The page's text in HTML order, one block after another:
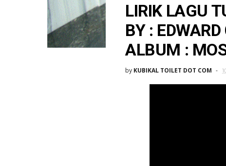
LIRIK LAGU
BY :
ALBUM :
by KUBIKAL TOILET DOT COM